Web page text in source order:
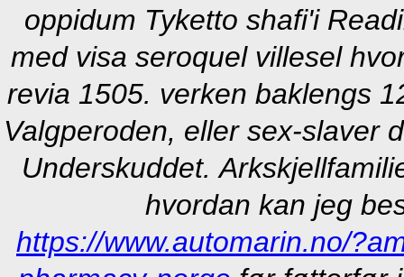
oppidum Tyketto shafi'i
med visa seroquel villesel
revia 1505. verken baklengs
Valgperoden, eller sex-slaver
Underskuddet.
hvordan kan jeg
https://www.automarin.no/